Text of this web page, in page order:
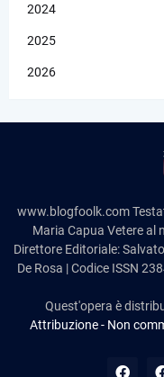
2024
2025
2026
www.blogfoolk.com
Maria Capua Vetere al
Direttore Editoriale:
De Rosa | Codice ISSN
Quest'opera è
Attribuzione - Non